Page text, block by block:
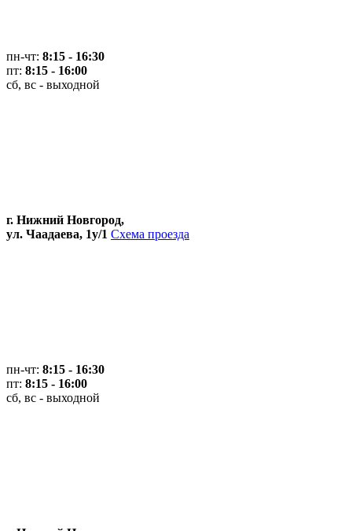
пн-чт: 8:15 - 16:30
пт: 8:15 - 16:00
сб, вс - выходной
г. Нижний Новгород,
ул. Чаадаева, 1у/1 Схема проезда
пн-чт: 8:15 - 16:30
пт: 8:15 - 16:00
сб, вс - выходной